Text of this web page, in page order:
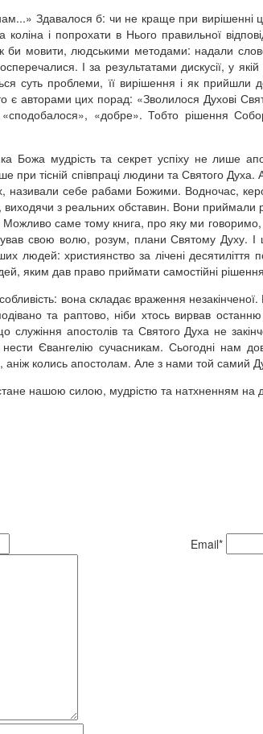
Здавалося б: чи не краще при вирішенні
і попрохати в Нього правильної
би мовити, людськими методами: надали
І за результатами дискусії, у
суть проблеми, її вирішення і як прийшли
є авторами цих порад: «Зволилося Духові
«сподобалося», «добре». Тобто рішення
Божа мудрість та секрет успіху не лише
при тісній співпраці людини та Святого
називали себе рабами Божими. Водночас,
з реальних обставин. Вони приймали
саме тому книга, про яку ми говоримо,
свою волю, розум, плани Святому Духу.
людей: християнство за лічені
яким дав право приймати самостійні
вона складає враження
та раптово, ніби хтось вирвав
служіння апостолів та Святого Духа не
Євангелію сучасникам. Сьогодні нам
аніж колись апостолам. Але з нами той самий
нашою силою, мудрістю та натхненням на
Email*